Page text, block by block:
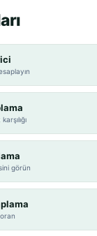
görün